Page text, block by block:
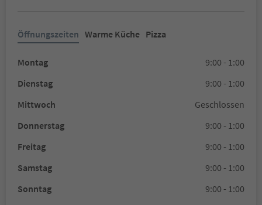
Öffnungszeiten Warme Küche Pizza
Montag
9:00 - 1:00
Dienstag
9:00 - 1:00
Mittwoch
Geschlossen
Donnerstag
9:00 - 1:00
Freitag
9:00 - 1:00
Samstag
9:00 - 1:00
Sonntag
9:00 - 1:00